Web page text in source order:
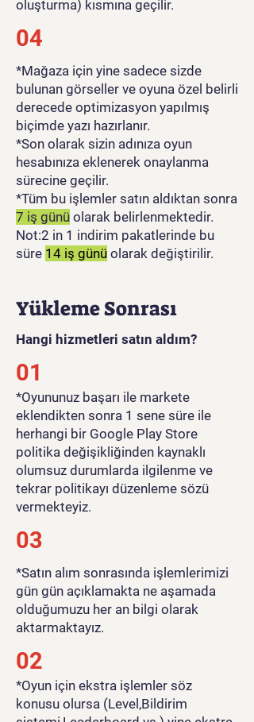
oluşturma) kısmına geçilir.
04
*Mağaza için yine sadece sizde
bulunan görseller ve oyuna özel belirli
derecede optimizasyon yapılmış
biçimde yazı hazırlanır.
*Son olarak sizin adınıza oyun
hesabınıza eklenerek onaylanma
sürecine geçilir.
*Tüm bu işlemler satın aldıktan sonra
7 iş günü olarak belirlenmektedir.
Not:2 in 1 indirim pakatlerinde bu
süre 14 iş günü olarak değiştirilir.
Yükleme Sonrası
Hangi hizmetleri satın aldım?
01
​*Oyununuz başarı ile markete
eklendikten sonra 1 sene süre ile
herhangi bir Google Play Store
politika değişikliğinden kaynaklı
olumsuz durumlarda ilgilenme ve
tekrar politikayı düzenleme sözü
vermekteyiz.
03
*Satın alım sonrasında işlemlerimizi
gün gün açıklamakta ne aşamada
olduğumuzu her an bilgi olarak
aktarmaktayız.
02
*Oyun için ekstra işlemler söz
konusu olursa (Level,Bildirim